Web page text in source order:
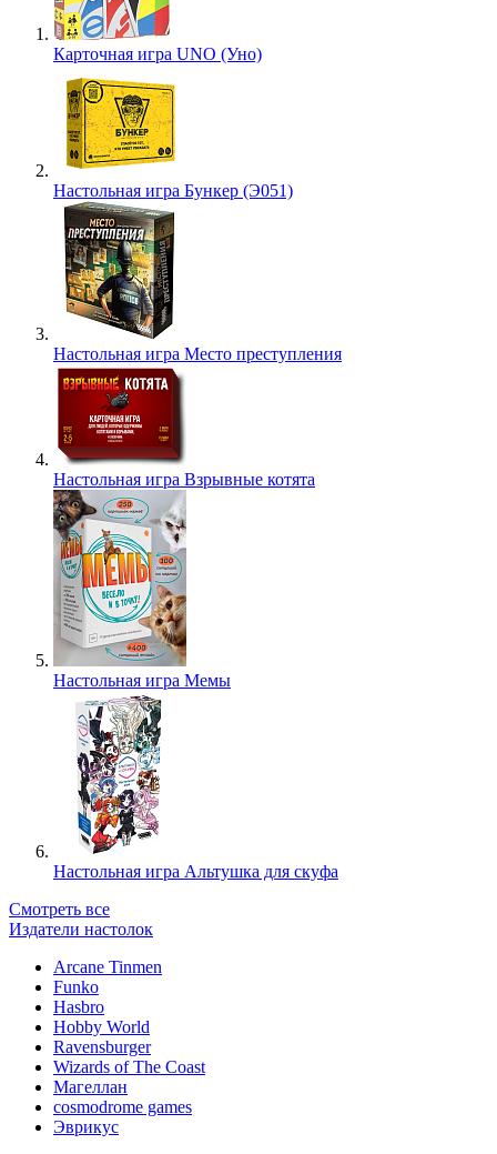
Карточная игра UNO (Уно)
Настольная игра Бункер (Э051)
Настольная игра Место преступления
Настольная игра Взрывные котята
Настольная игра Мемы
Настольная игра Альтушка для скуфа
Смотреть все
Издатели настолок
Arcane Tinmen
Funko
Hasbro
Hobby World
Ravensburger
Wizards of The Coast
Магеллан
сosmodrome games
Эврикус